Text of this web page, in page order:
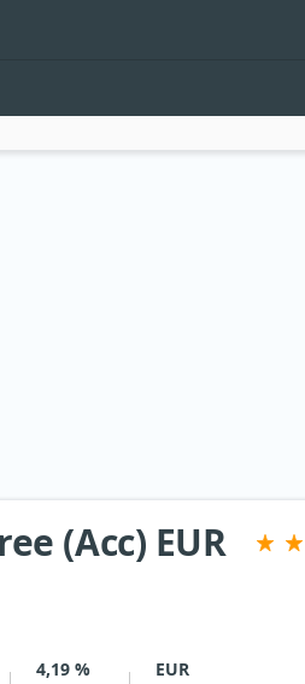
(Acc) EUR
4,19 % EUR